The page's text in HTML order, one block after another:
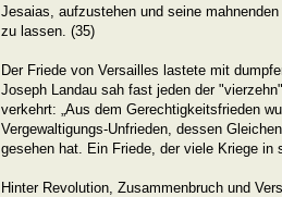
Jesaias, aufzustehen und seine
zu lassen. (35)
Der Friede von Versailles lastete mit
Joseph Landau sah fast jeden der
verkehrt: „Aus dem Gerechtigkeitsfrieden
Vergewaltigungs-Unfrieden, dessen
gesehen hat. Ein Friede, der viele Kriege in
Hinter Revolution, Zusammenbruch und